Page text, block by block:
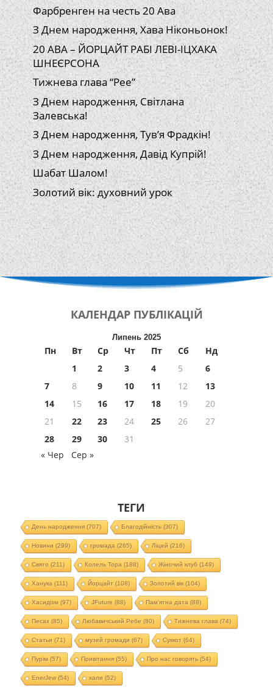
Фарбренген на честь 20 Ава
З Днем народження, Хава Ніконьонок!
20 АВА – ЙОРЦАЙТ РАБІ ЛЕВІ-ІЦХАКА
ШНЕЄРСОНА
Тижнева глава “Рее”
З Днем народження, Світлана
Залевська!
З Днем народження, Тув’я Фрадкін!
З Днем народження, Давід Купрій!
Шабат Шалом!
Золотий вік: духовний урок
КАЛЕНДАР ПУБЛІКАЦІЙ
Липень 2025
Пн Вт Ср Чт Пт Сб
Нд
1
2 3 4 5
6
7
8 9 10 11 12
13
14
15 16 17 18 19
20
21
22 23 24 25 26
27
28
29 30
31
« Чер
Сер »
ТЕГИ
День народження(707) Благодійність(307)
Новини (299) громада (265) Ліцей (216)
Свято (211) Колель Тора (188) Жіночий клуб (149)
Ханука (111) Йорцайт (108) Золотий вік(104)
Хасидізм (97) JFuture (88) Пам'ятна дата (88)
Песах(85) Любавичський Ребе (80) Тижнева глава (74)
Статьи (71) музей громади (67) Суккот (64)
Пурім (57) Привітання(55) Про нас говорять(54)
EnerJew(54) хали (52)